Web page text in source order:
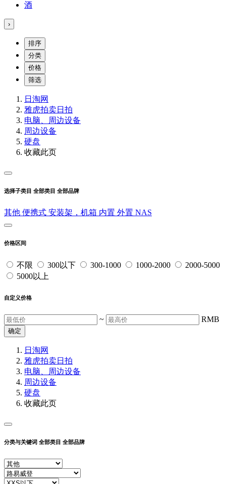
酒
›
排序
分类
价格
筛选
日淘网
雅虎拍卖日拍
电脑、周边设备
周边设备
硬盘
收藏此页
选择子类目 全部类目 全部品牌
其他 便携式 安装架，机箱 内置 外置 NAS
价格区间
不限 300以下 300-1000 1000-2000
2000-5000
5000以上
自定义价格
~ RMB
确定
日淘网
雅虎拍卖日拍
电脑、周边设备
周边设备
硬盘
收藏此页
分类与关键词 全部类目 全部品牌